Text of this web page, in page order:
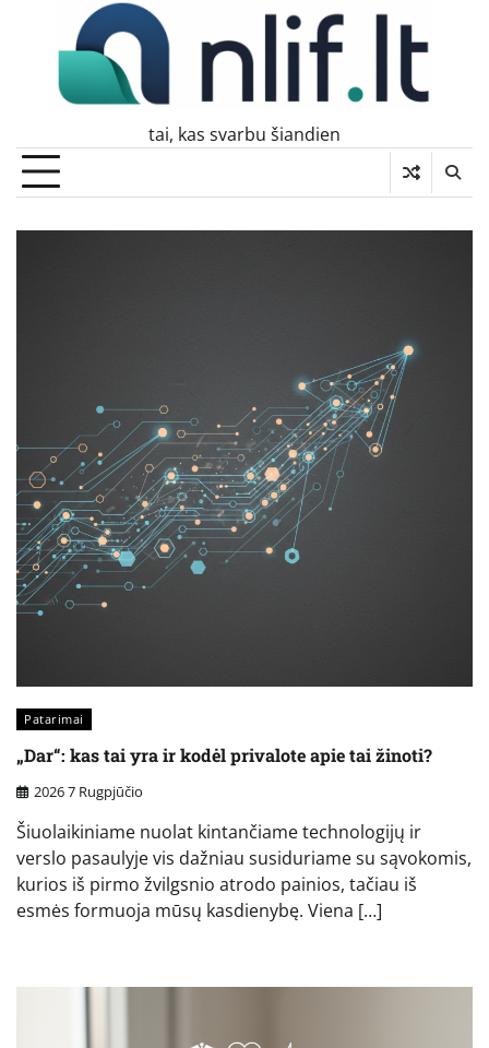
tai, kas svarbu šiandien
Patarimai
„Dar“: kas tai yra ir kodėl privalote apie tai žinoti?
2026 7 Rugpjūčio
Šiuolaikiniame nuolat kintančiame technologijų ir
verslo pasaulyje vis dažniau susiduriame su sąvokomis,
kurios iš pirmo žvilgsnio atrodo painios, tačiau iš
esmės formuoja mūsų kasdienybę. Viena […]